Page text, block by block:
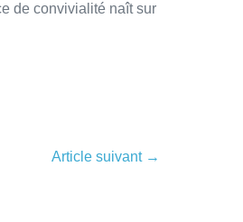
de convivialité naît sur
Article suivant →